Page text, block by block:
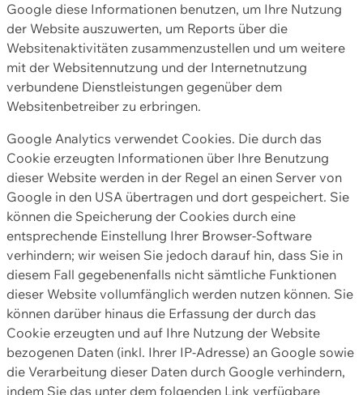
Google diese Informationen benutzen, um Ihre Nutzung
der Website auszuwerten, um Reports über die
Websitenaktivitäten zusammenzustellen und um weitere
mit der Websitennutzung und der Internetnutzung
verbundene Dienstleistungen gegenüber dem
Websitenbetreiber zu erbringen.
Google Analytics verwendet Cookies. Die durch das
Cookie erzeugten Informationen über Ihre Benutzung
dieser Website werden in der Regel an einen Server von
Google in den USA übertragen und dort gespeichert. Sie
können die Speicherung der Cookies durch eine
entsprechende Einstellung Ihrer Browser-Software
verhindern; wir weisen Sie jedoch darauf hin, dass Sie in
diesem Fall gegebenenfalls nicht sämtliche Funktionen
dieser Website vollumfänglich werden nutzen können. Sie
können darüber hinaus die Erfassung der durch das
Cookie erzeugten und auf Ihre Nutzung der Website
bezogenen Daten (inkl. Ihrer IP-Adresse) an Google sowie
die Verarbeitung dieser Daten durch Google verhindern,
indem Sie das unter dem folgenden Link verfügbare